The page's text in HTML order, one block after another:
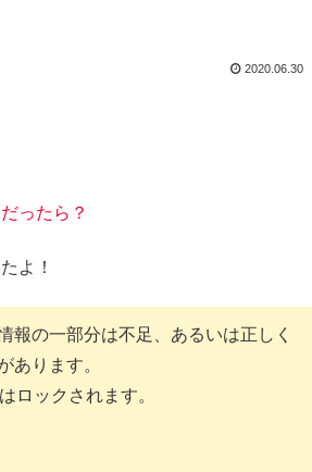
2020.06.30
ったら？
よ！
報の一部分は不足、あるいは正しく
あります。
ロックされます。